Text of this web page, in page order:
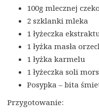
100g mlecznej
2 szklanki mleka
1 łyżeczka
1 łyżka masła
1 łyżka karmelu
1 łyżeczka soli
Posypka – bita
Przygotowanie: